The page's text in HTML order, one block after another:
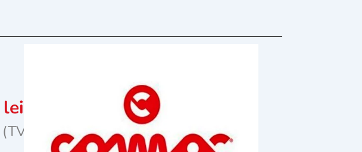
lei
(TVA inclus)